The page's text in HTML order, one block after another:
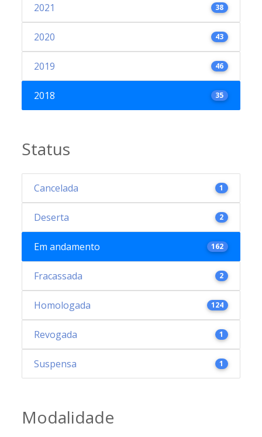
2021 38
2020 43
2019 46
2018 35
Status
Cancelada 1
Deserta 2
Em andamento 162
Fracassada 2
Homologada 124
Revogada 1
Suspensa 1
Modalidade